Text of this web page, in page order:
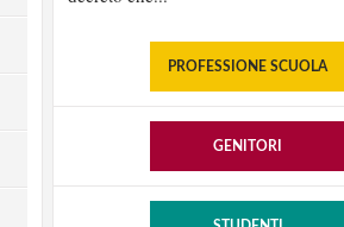
PROFESSIONE SCUOLA
GENITORI